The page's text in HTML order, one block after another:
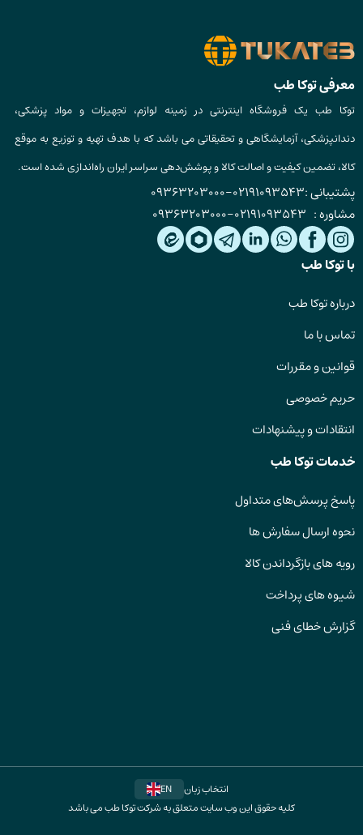
معرفی توکا طب
توکا طب یک فروشگاه اینترنتی در زمینه لوازم، تجهیزات و مواد پزشکی،
دندانپزشکی، آزمایشگاهی و تحقیقاتی می باشد که با هدف تهیه و توزیع به موقع
کالا، تضمین کیفیت و اصالت کالا و پوشش‌دهی سراسر ایران راه‌اندازی شده است.
پشتیبانی :02191093543
-
09363203000
مشاوره : 02191093543
-
09363203000
با توکا طب
درباره توکا طب
تماس با ما
قوانین و مقررات
حریم خصوصی
انتقادات و پیشنهادات
خدمات توکا طب
پاسخ پرسش‌های متداول
نحوه ارسال سفارش ها
رویه های بازگرداندن کالا
شیوه های پرداخت
گزارش خطای فنی
انتخاب زبان
EN
کلیه حقوق این وب سایت متعلق به شرکت توکا طب می باشد